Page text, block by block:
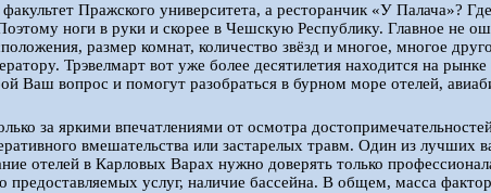
Пражского университета, а ресторанчик «У Палача»?
ноги в руки и скорее в Чешскую Республику. Главное не
размер комнат, количество звёзд и многое, многое
Трэвелмарт вот уже более десятилетия находится на
Ваш вопрос и помогут разобраться в бурном море отелей,
за яркими впечатлениями от осмотра
вмешательства или застарелых травм. Один из лучших
отелей в Карловых Варах нужно доверять только
предоставляемых услуг, наличие бассейна. В общем, масса